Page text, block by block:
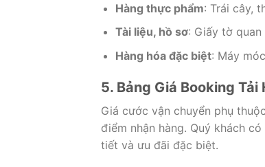
Hàng thực phẩm: Trái cây,
Tài liệu, hồ sơ: Giấy tờ
Hàng hóa đặc biệt: Máy
5. Bảng Giá Booking Tải
Giá cước vận chuyển phụ
điểm nhận hàng. Quý khách
tiết và ưu đãi đặc biệt.